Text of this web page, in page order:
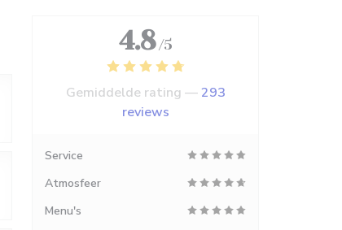
4.8 /5
Gemiddelde rating —293
reviews
Service
Atmosfeer
Menu's